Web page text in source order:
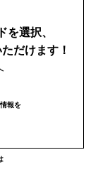
を選択、
だけます！
報を